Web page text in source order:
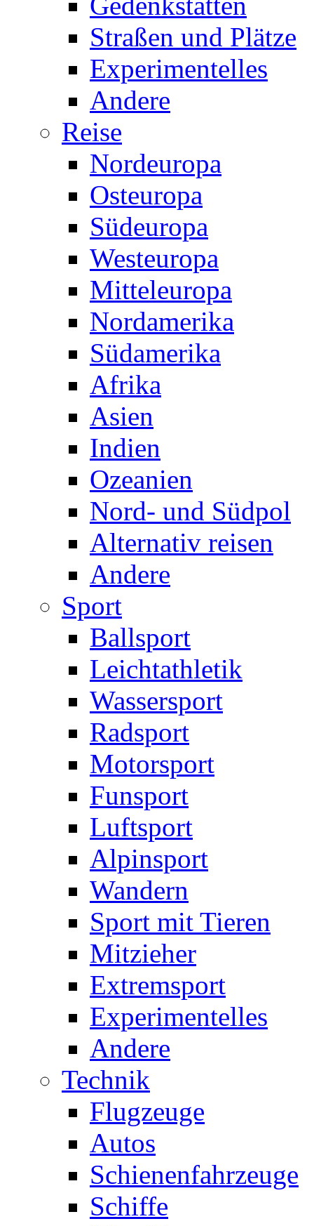
Straßen und Plätze
Experimentelles
Andere
Reise
Nordeuropa
Osteuropa
Südeuropa
Westeuropa
Mitteleuropa
Nordamerika
Südamerika
Afrika
Asien
Indien
Ozeanien
Nord- und Südpol
Alternativ reisen
Andere
Sport
Ballsport
Leichtathletik
Wassersport
Radsport
Motorsport
Funsport
Luftsport
Alpinsport
Wandern
Sport mit Tieren
Mitzieher
Extremsport
Experimentelles
Andere
Technik
Flugzeuge
Autos
Schienenfahrzeuge
Schiffe